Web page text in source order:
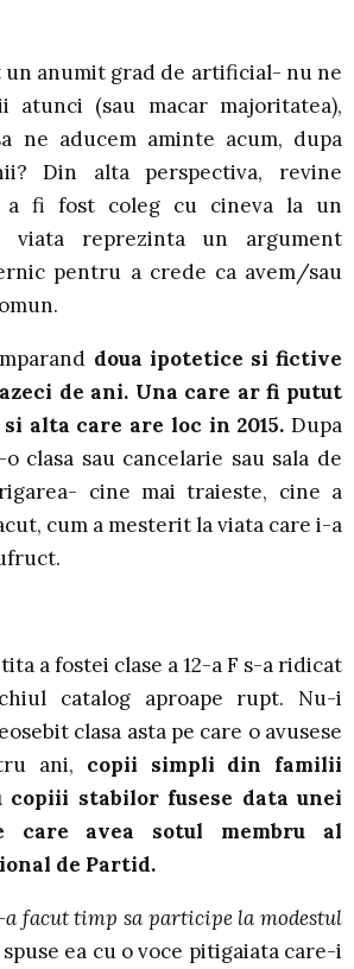
un anumit grad de artificial- nu ne
atunci (sau macar majoritatea),
ne aducem aminte acum, dupa
Din alta perspectiva, revine
a fi fost coleg cu cineva la un
reprezinta un argument
pentru a crede ca avem/sau
doua ipotetice si fictive
de ani. Una care ar fi putut
si alta care are loc in 2015. Dupa
clasa sau cancelarie sau sala de
cine mai traieste, cine a
cum a mesterit la viata care i-a
a fostei clase a 12-a F s-a ridicat
catalog aproape rupt. Nu-i
clasa asta pe care o avusese
ani, copii simpli din familii
copiii stabilor fusese data unei
care avea sotul membru al
de Partid.
a facut timp sa participe la modestul
spuse ea cu o voce pitigaiata care-i